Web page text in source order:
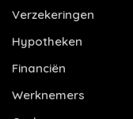
Verzekeringen
Hypotheken
Financiën
Werknemers